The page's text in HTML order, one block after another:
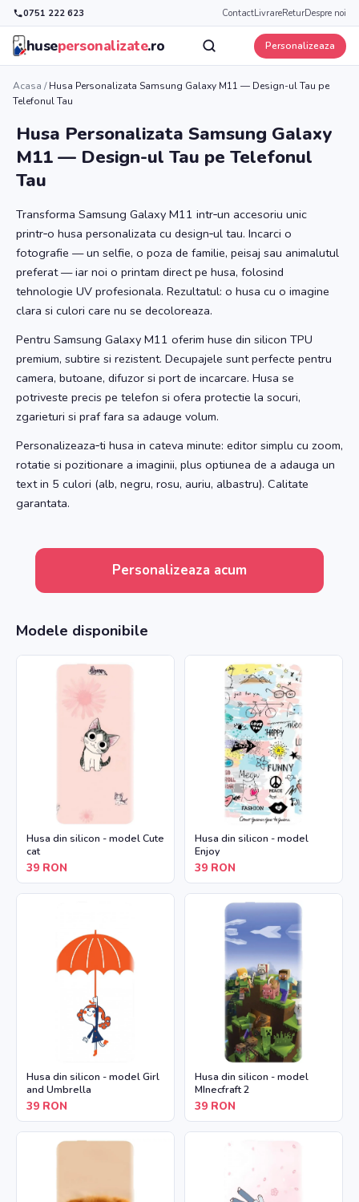
0751 222 623 ContactLivrareReturDespre noi
husepersonalizate.ro Personalizeaza
Acasa /Husa Personalizata Samsung Galaxy M11 — Design-ul Tau pe
Telefonul Tau
Husa Personalizata Samsung Galaxy
M11 — Design-ul Tau pe Telefonul
Tau
Transforma Samsung Galaxy M11 intr‑un accesoriu unic
printr‑o husa personalizata cu design‑ul tau. Incarci o
fotografie — un selfie, o poza de familie, peisaj sau animalutul
preferat — iar noi o printam direct pe husa, folosind
tehnologie UV profesionala. Rezultatul: o husa cu o imagine
clara si culori care nu se decoloreaza.
Pentru Samsung Galaxy M11 oferim huse din silicon TPU
premium, subtire si rezistent. Decupajele sunt perfecte pentru
camera, butoane, difuzor si port de incarcare. Husa se
potriveste precis pe telefon si ofera protectie la socuri,
zgarieturi si praf fara sa adauge volum.
Personalizeaza‑ti husa in cateva minute: editor simplu cu zoom,
rotatie si pozitionare a imaginii, plus optiunea de a adauga un
text in 5 culori (alb, negru, rosu, auriu, albastru). Calitate
garantata.
Personalizeaza acum
Modele disponibile
Husa din silicon - model Cute
cat
39 RON
Husa din silicon - model
Enjoy
39 RON
Husa din silicon - model Girl
and Umbrella
39 RON
Husa din silicon - model
MInecfraft 2
39 RON